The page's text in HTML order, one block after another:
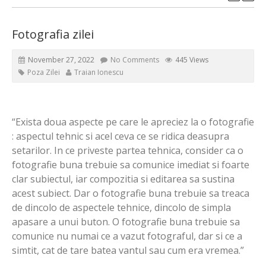
Fotografia zilei
November 27, 2022 No Comments
445 Views
Poza Zilei
Traian Ionescu
“Exista doua aspecte pe care le apreciez la o fotografie
: aspectul tehnic si acel ceva ce se ridica deasupra
setarilor. In ce priveste partea tehnica, consider ca o
fotografie buna trebuie sa comunice imediat si foarte
clar subiectul, iar compozitia si editarea sa sustina
acest subiect. Dar o fotografie buna trebuie sa treaca
de dincolo de aspectele tehnice, dincolo de simpla
apasare a unui buton. O fotografie buna trebuie sa
comunice nu numai ce a vazut fotograful, dar si ce a
simtit, cat de tare batea vantul sau cum era vremea.”